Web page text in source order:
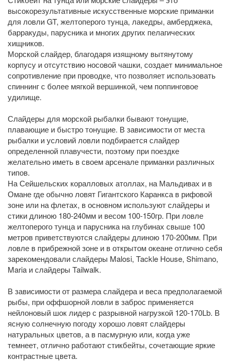
высокорезультативные искусственные морские приманки
для ловли GT, желтоперого тунца, лакедры, амберджека,
барракуды, парусника и многих других пелагических
хищников.
Морской слайдер, благодаря изящному вытянутому
корпусу и отсутствию носовой чашки, создает минимальное
сопротивление при проводке, что позволяет использовать
спиннинг с более мягкой вершинкой, чем поппинговое
удилище.
Слайдеры для морской рыбалки бывают тонущие,
плавающие и быстро тонущие. В зависимости от места
рыбалки и условий ловли подбирается слайдер
определенной плавучести, поэтому при поездке
желательно иметь в своем арсенале приманки различных
типов.
На Сейшельских коралловых атоллах, на Мальдивах и в
Омане где обычно ловят Гигантского Каранкса в рифовой
зоне или на флетах, в основном используют слайдеры и
стики длиною 180-240мм и весом 100-150гр. При ловле
желтоперого тунца и парусника на глубинах свыше 100
метров приветствуются слайдеры длиною 170-200мм. При
ловле в прибрежной зоне и в открытом океане отлично себя
зарекомендовали слайдеры Malosi, Tackle House, Shimano,
Maria и слайдеры Tailwalk.
В зависимости от размера слайдера и веса предполагаемой
рыбы, при оффшорной ловли в заброс применяется
нейлоновый шок лидер с разрывной нагрузкой 120-170Lb. В
ясную солнечную погоду хорошо ловят слайдеры
натуральных цветов, а в пасмурную или, когда уже
темнеет, отлично работают стикбейты, сочетающие яркие
контрастные цвета.